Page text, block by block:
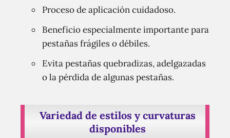
Proceso de aplicación cuidadoso.
Beneficio especialmente importante para
pestañas frágiles o débiles.
Evita pestañas quebradizas, adelgazadas
o la pérdida de algunas pestañas.
Variedad de estilos y curvaturas
disponibles